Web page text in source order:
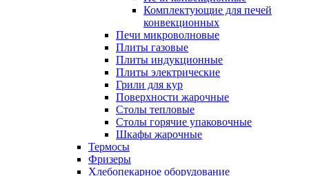
Комплектующие для печей
конвекционных
Печи микроволновые
Плиты газовые
Плиты индукционные
Плиты электрические
Грили для кур
Поверхности жарочные
Столы тепловые
Столы горячие упаковочные
Шкафы жарочные
Термосы
Фризеры
Хлебопекарное оборудование